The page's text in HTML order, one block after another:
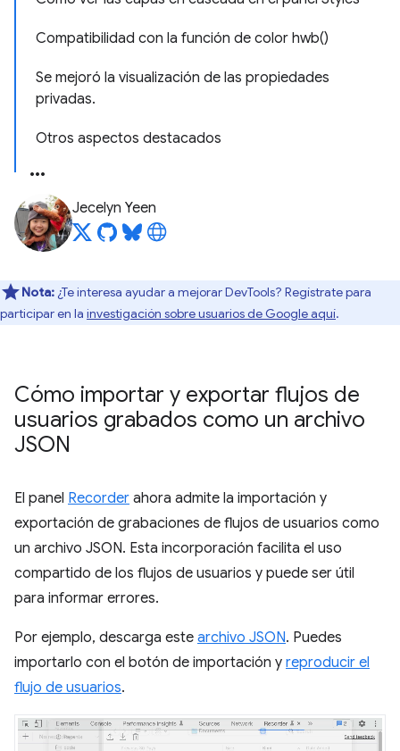
Compatibilidad con la función de color hwb()
Se mejoró la visualización de las propiedades
privadas.
Otros aspectos destacados
Jecelyn Yeen
Nota: ¿Te interesa ayudar a mejorar DevTools? Regístrate para
participar en la investigación sobre usuarios de Google aquí.
Cómo importar y exportar flujos de
usuarios grabados como un archivo
JSON
El panel Recorder ahora admite la importación y
exportación de grabaciones de flujos de usuarios como
un archivo JSON. Esta incorporación facilita el uso
compartido de los flujos de usuarios y puede ser útil
para informar errores.
Por ejemplo, descarga este archivo JSON. Puedes
importarlo con el botón de importación y reproducir el
flujo de usuarios.